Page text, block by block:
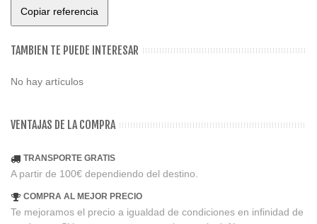
Copiar referencia
TAMBIEN TE PUEDE INTERESAR
No hay artículos
VENTAJAS DE LA COMPRA
TRANSPORTE GRATIS
A partir de 100€ dependiendo del destino.
COMPRA AL MEJOR PRECIO
Te mejoramos el precio a igualdad de condiciones en infinidad de